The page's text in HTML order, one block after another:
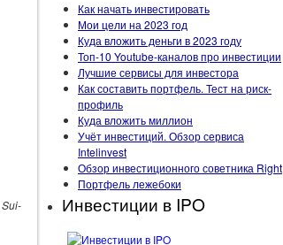
Sui-
Как начать инвестировать
Мои цели на 2023 год
Куда вложить деньги в 2023 году
Топ-10 Youtube-каналов про инвестиции
Лучшие сервисы для инвестора
Как составить портфель. Тест на риск-
профиль
Куда вложить миллион
Учёт инвестиций. Обзор сервиса
Intelinvest
Обзор инвестиционного советника Right
Портфель лежебоки
Инвестиции в IPO